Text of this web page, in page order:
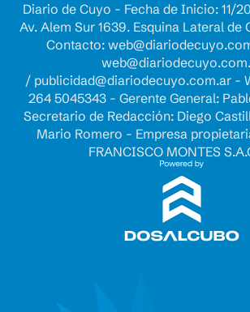
Diario de Cuyo - Fecha de Inicio: 11/
Av. Alem Sur 1639. Esquina Lateral
Contacto:
/ publicidad@diariodecuyo.com.ar-
264 5045343 - Gerente General:
Secretario de Redacción: Diego
Mario Romero - Empresa
FRANCISCO MONTES